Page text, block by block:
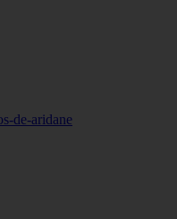
de-aridane